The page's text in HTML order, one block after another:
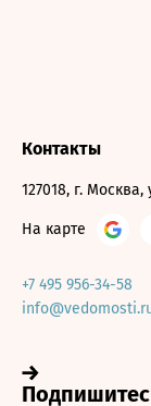
Контакты
127018, г. Москва,
На карте
+7 495 956-34-58